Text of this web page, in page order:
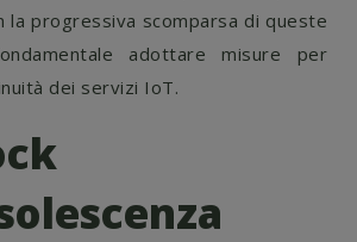
la progressiva scomparsa di queste
adottare misure per
dei servizi IoT.